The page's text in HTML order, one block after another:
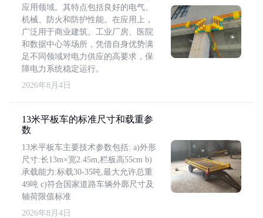
应用领域。其特点包括良好的电气、
机械、防火和防护性能。在应用上，
广泛用于商业建筑、工业厂房、医院
和数据中心等场所，凭借自身优势满
足不同领域对电力供应的高要求，保
障电力系统稳定运行。
2026年8月4日
13米平板车的标准尺寸和载重参
数
13米平板车主要技术参数包括: a)外形
尺寸:长13m×宽2.45m,栏板高55cm b)
承载能力:标载30-35吨,最大允许总重
49吨 c)符合国家道路车辆外廓尺寸及
轴荷限值标准
2026年8月4日